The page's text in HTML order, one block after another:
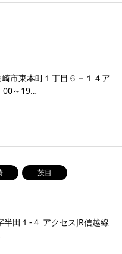
市東本町１丁目６－１４ア
00～19…
茨目
田１-４ アクセスJR信越線